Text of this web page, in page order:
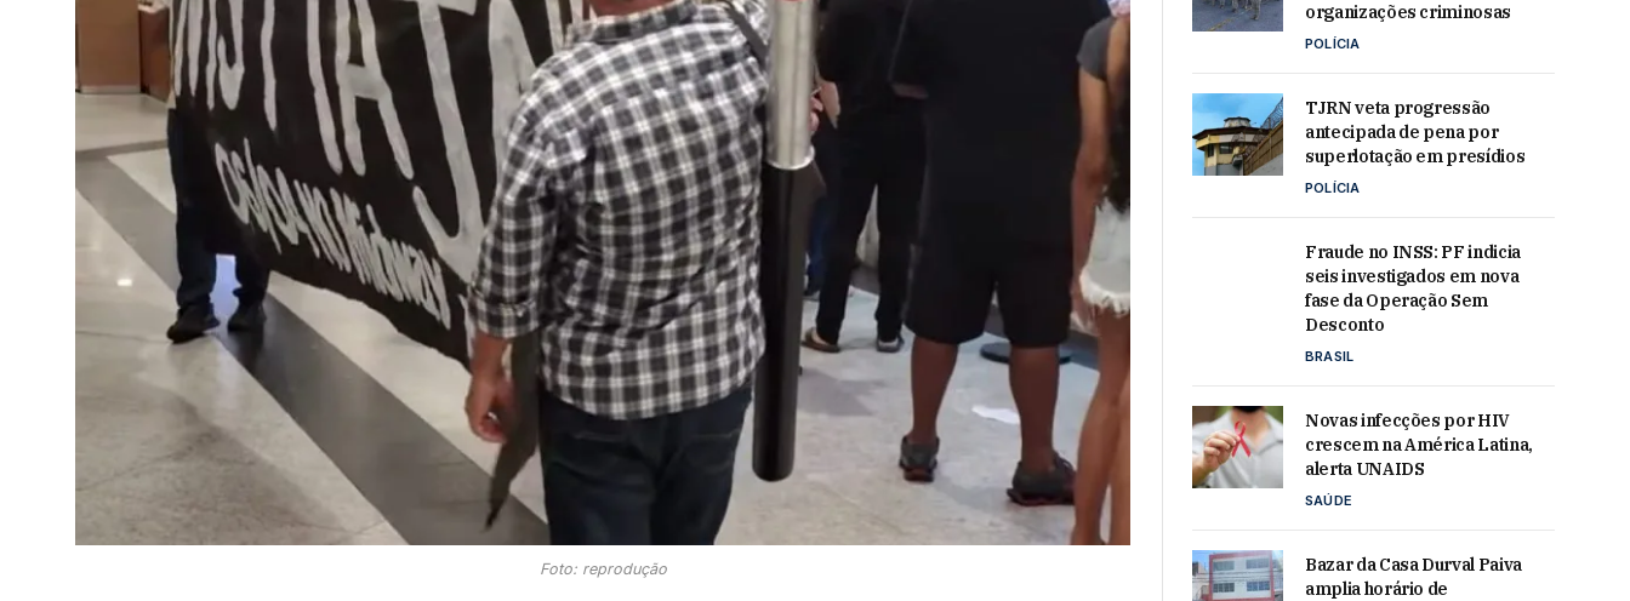
Foto: reprodução
organizações criminosas
POLÍCIA
TJRN veta progressão
antecipada de pena por
superlotação em presídios
POLÍCIA
Fraude no INSS: PF indicia
seis investigados em nova
fase da Operação Sem
Desconto
BRASIL
Novas infecções por HIV
crescem na América Latina,
alerta UNAIDS
SAÚDE
Bazar da Casa Durval Paiva
amplia horário de